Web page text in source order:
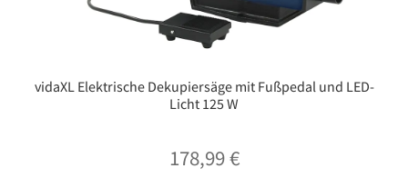
vidaXL Elektrische Dekupiersäge mit Fußpedal und LED-
Licht 125 W
178,99€